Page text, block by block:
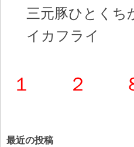
三元豚ひとく
イカフラ
１ ２
最近の投稿